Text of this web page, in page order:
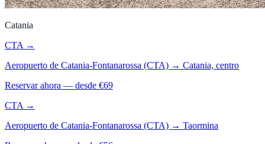
Catania
CTA →
Aeropuerto de Catania-Fontanarossa (CTA) → Catania, centro
Reservar ahora — desde €69
CTA →
Aeropuerto de Catania-Fontanarossa (CTA) → Taormina